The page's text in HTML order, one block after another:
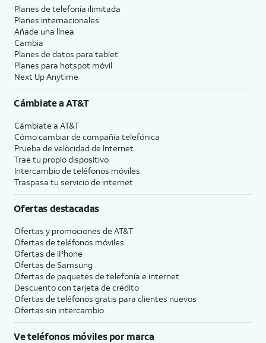
Planes de telefonía ilimitada
Planes internacionales
Añade una línea
Cambia
Planes de datos para tablet
Planes para hotspot móvil
Next Up Anytime
Cámbiate aAT&T
Cámbiate a AT&T
Cómo cambiar de compañía telefónica
Prueba de velocidad de Internet
Trae tu propio dispositivo
Intercambio de teléfonos móviles
Traspasa tu servicio de internet
Ofertas destacadas
Ofertas y promociones de AT&T
Ofertas de teléfonos móviles
Ofertas de iPhone
Ofertas de Samsung
Ofertas de paquetes de telefonía e internet
Descuento con tarjeta de crédito
Ofertas de teléfonos gratis para clientes nuevos
Ofertas sin intercambio
Ve teléfonos móviles por marca